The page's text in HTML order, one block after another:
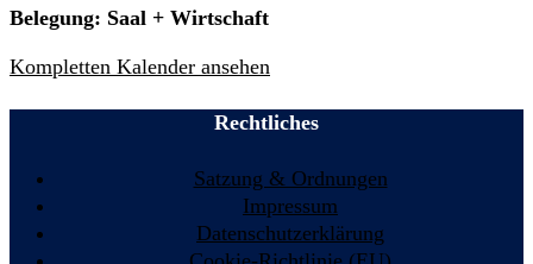
Belegung: Saal + Wirtschaft
Kompletten Kalender ansehen
Rechtliches
Satzung & Ordnungen
Impressum
Datenschutzerklärung